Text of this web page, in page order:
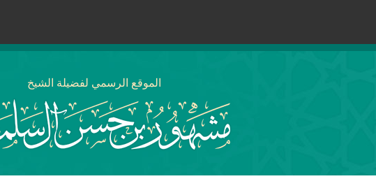
الموقع الرسمي لفضيلة الشيخ